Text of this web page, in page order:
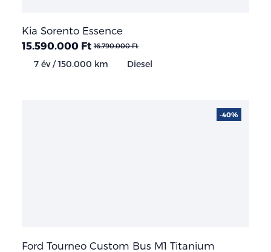
Kia Sorento Essence
15.590.000 Ft 16.790.000 Ft
7 év / 150.000 km Diesel
Ford Tourneo Custom Bus M1 Titanium
-40%